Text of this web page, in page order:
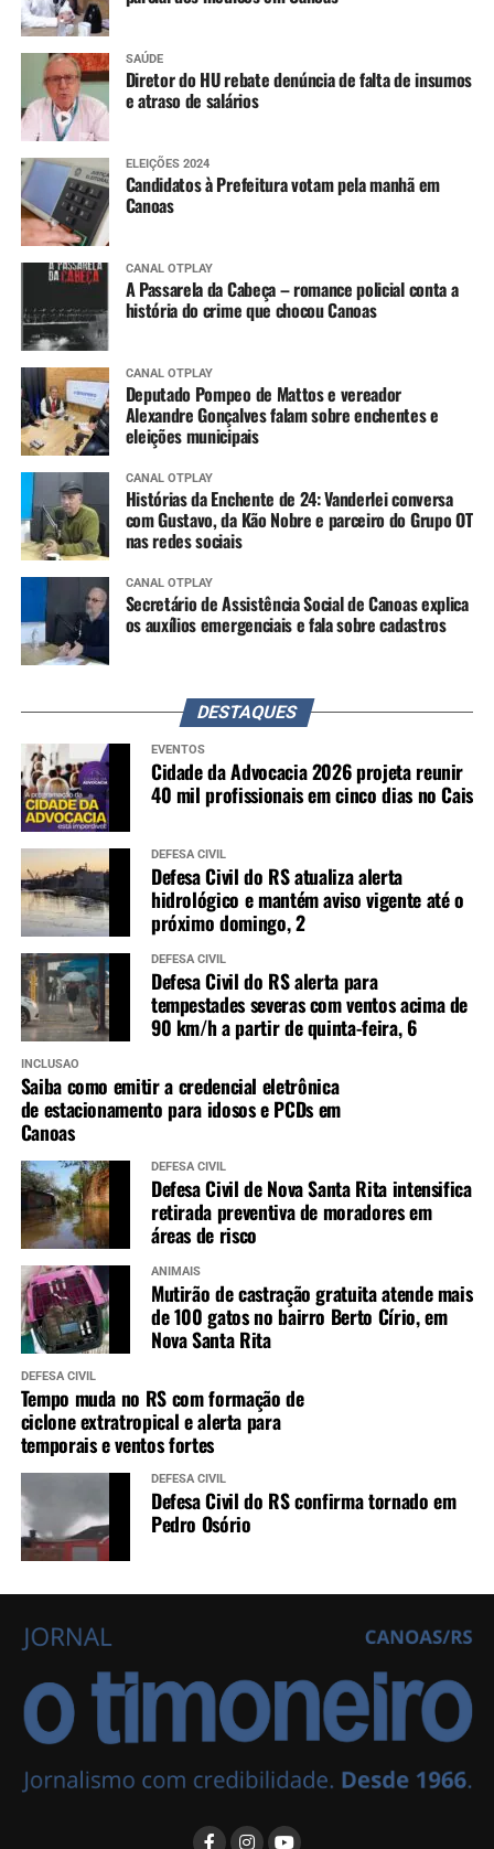
SAÚDE
Diretor do HU rebate denúncia de falta de insumos
e atraso de salários
ELEIÇÕES 2024
Candidatos à Prefeitura votam pela manhã em
Canoas
CANAL OTPLAY
A Passarela da Cabeça – romance policial conta a
história do crime que chocou Canoas
CANAL OTPLAY
Deputado Pompeo de Mattos e vereador
Alexandre Gonçalves falam sobre enchentes e
eleições municipais
CANAL OTPLAY
Histórias da Enchente de 24: Vanderlei conversa
com Gustavo, da Kão Nobre e parceiro do Grupo OT
nas redes sociais
CANAL OTPLAY
Secretário de Assistência Social de Canoas explica
os auxílios emergenciais e fala sobre cadastros
DESTAQUES
EVENTOS
Cidade da Advocacia 2026 projeta reunir
40 mil profissionais em cinco dias no Cais
DEFESA CIVIL
Defesa Civil do RS atualiza alerta
hidrológico e mantém aviso vigente até o
próximo domingo, 2
DEFESA CIVIL
Defesa Civil do RS alerta para
tempestades severas com ventos acima de
90 km/h a partir de quinta-feira, 6
INCLUSÃO
Saiba como emitir a credencial eletrônica
de estacionamento para idosos e PCDs em
Canoas
DEFESA CIVIL
Defesa Civil de Nova Santa Rita intensifica
retirada preventiva de moradores em
áreas de risco
ANIMAIS
Mutirão de castração gratuita atende mais
de 100 gatos no bairro Berto Círio, em
Nova Santa Rita
DEFESA CIVIL
Tempo muda no RS com formação de
ciclone extratropical e alerta para
temporais e ventos fortes
DEFESA CIVIL
Defesa Civil do RS confirma tornado em
Pedro Osório